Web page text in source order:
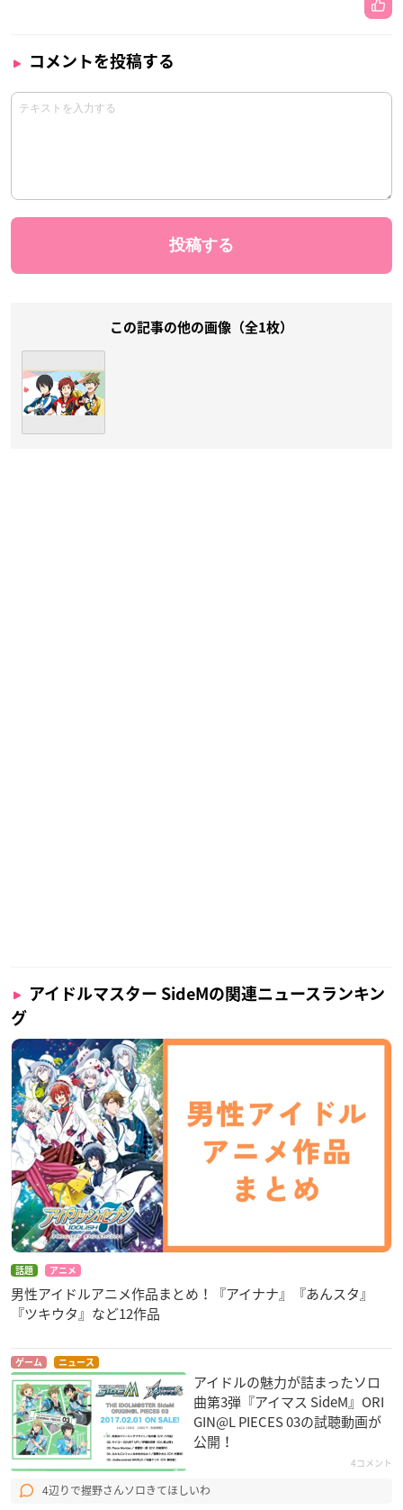
コメントを投稿する
この記事の他の画像（全1枚）
アイドルマスター SideMの関連ニュースランキン
グ
話題 アニメ
男性アイドルアニメ作品まとめ！『アイナナ』『あんスタ』
『ツキウタ』など12作品
ゲーム ニュース
アイドルの魅力が詰まったソロ
曲第3弾『アイマス SideM』ORI
GIN@L PIECES 03の試聴動画が
公開！
4コメント
4辺りで握野さんソロきてほしいわ